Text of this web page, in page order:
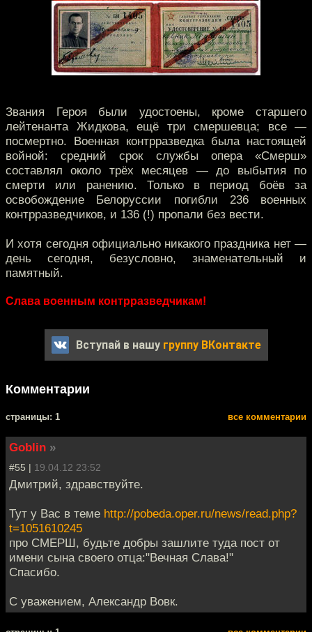
Звания Героя были удостоены, кроме старшего
лейтенанта Жидкова, ещё три смершевца; все —
посмертно. Военная контрразведка была настоящей
войной: средний срок службы опера «Смерш»
составлял около трёх месяцев — до выбытия по
смерти или ранению. Только в период боёв за
освобождение Белоруссии погибли 236 военных
контрразведчиков, и 136 (!) пропали без вести.
И хотя сегодня официально никакого праздника нет —
день сегодня, безусловно, знаменательный и
памятный.
Слава военным контрразведчикам!
Вступай в нашу группу ВКонтакте
Комментарии
cтраницы: 1 все комментарии
Goblin »
#55 | 19.04.12 23:52
Дмитрий, здравствуйте.
Тут у Вас в теме http://pobeda.oper.ru/news/read.php?
t=1051610245
про СМЕРШ, будьте добры зашлите туда пост от
имени сына своего отца:"Вечная Слава!"
Спасибо.
С уважением, Александр Вовк.